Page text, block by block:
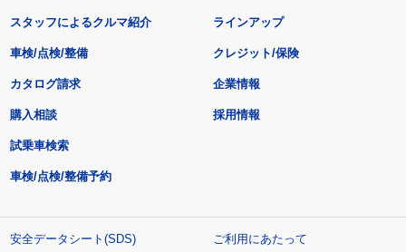
スタッフによるクルマ紹介 ラインアップ
車検/点検/整備 クレジット/保険
カタログ請求
購入相談
試乗車検索
車検/点検/整備予約
企業情報
採用情報
安全データシート(SDS)
ご利用にあたって